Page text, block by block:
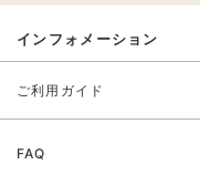
インフォメーション
ご利用ガイド
FAQ